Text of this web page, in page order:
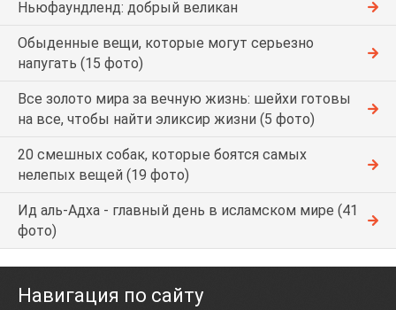
Ньюфаундленд: добрый великан
Обыденные вещи, которые могут серьезно
напугать (15 фото)
Все золото мира за вечную жизнь: шейхи готовы
на все, чтобы найти эликсир жизни (5 фото)
20 смешных собак, которые боятся самых
нелепых вещей (19 фото)
Ид аль-Адха - главный день в исламском мире (41
фото)
Навигация по сайту